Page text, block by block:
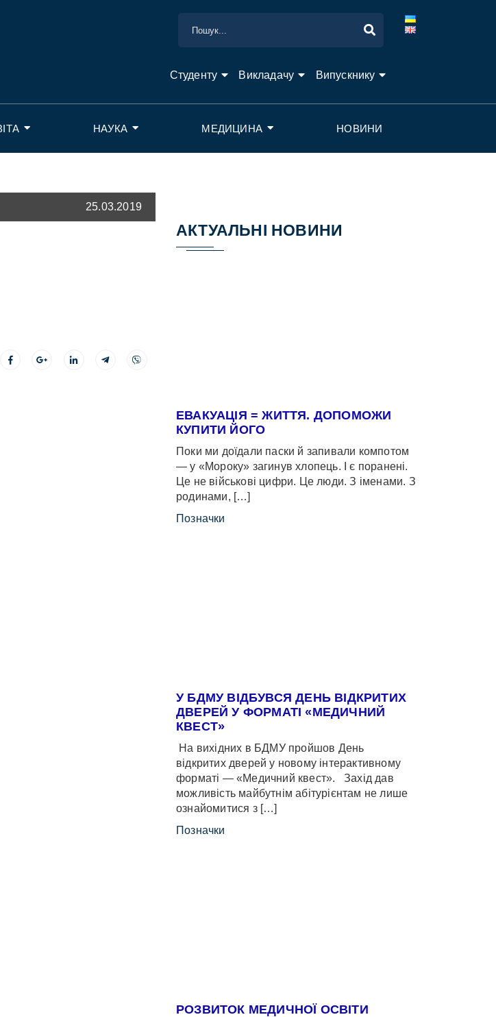
Студенту Викладачу Випускнику
НАУКА МЕДИЦИНА НОВИНИ
25.03.2019
АКТУАЛЬНІ НОВИНИ
ЕВАКУАЦІЯ = ЖИТТЯ. ДОПОМОЖИ
КУПИТИ ЙОГО
Поки ми доїдали паски й запивали компотом
— у «Мороку» загинув хлопець. І є поранені.
Це не військові цифри. Це люди. З іменами. З
родинами, […]
Позначки
У БДМУ ВІДБУВСЯ ДЕНЬ ВІДКРИТИХ
ДВЕРЕЙ У ФОРМАТІ «МЕДИЧНИЙ
КВЕСТ»
На вихідних в БДМУ пройшов День
відкритих дверей у новому інтерактивному
форматі — «Медичний квест». Захід дав
можливість майбутнім абітурієнтам не лише
ознайомитися з […]
Позначки
РОЗВИТОК МЕДИЧНОЇ ОСВІТИ